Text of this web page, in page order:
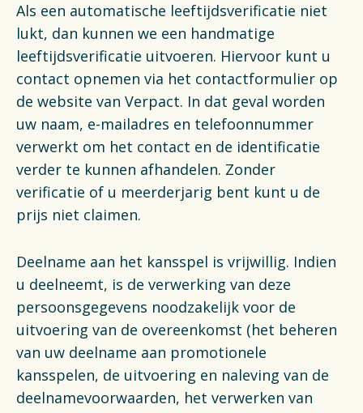
Als een automatische leeftijdsverificatie niet
lukt, dan kunnen we een handmatige
leeftijdsverificatie uitvoeren. Hiervoor kunt u
contact opnemen via het contactformulier op
de website van Verpact. In dat geval worden
uw naam, e-mailadres en telefoonnummer
verwerkt om het contact en de identificatie
verder te kunnen afhandelen. Zonder
verificatie of u meerderjarig bent kunt u de
prijs niet claimen.
Deelname aan het kansspel is vrijwillig. Indien
u deelneemt, is de verwerking van deze
persoonsgegevens noodzakelijk voor de
uitvoering van de overeenkomst (het beheren
van uw deelname aan promotionele
kansspelen, de uitvoering en naleving van de
deelnamevoorwaarden, het verwerken van